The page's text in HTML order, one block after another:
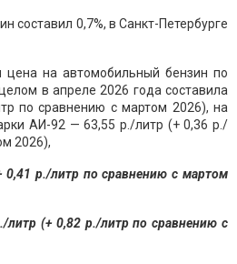
составил 0,7%, в Санкт-Петербурге
цена на автомобильный бензин по
в апреле 2026 года составила
по сравнению с мартом 2026), на
АИ-92 — 63,55 р./литр (+ 0,36 р./
2026),
р./литр по сравнению с мартом
(+ 0,82 р./литр по сравнению с